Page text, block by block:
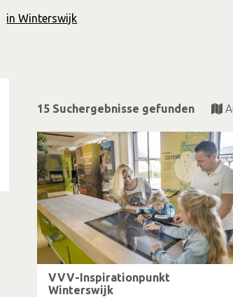
in Winterswijk
15 Suchergebnisse gefunden
VVV-Inspirationpunkt
Winterswijk